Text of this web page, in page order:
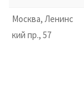
Москва, Ленинс
кий пр., 57